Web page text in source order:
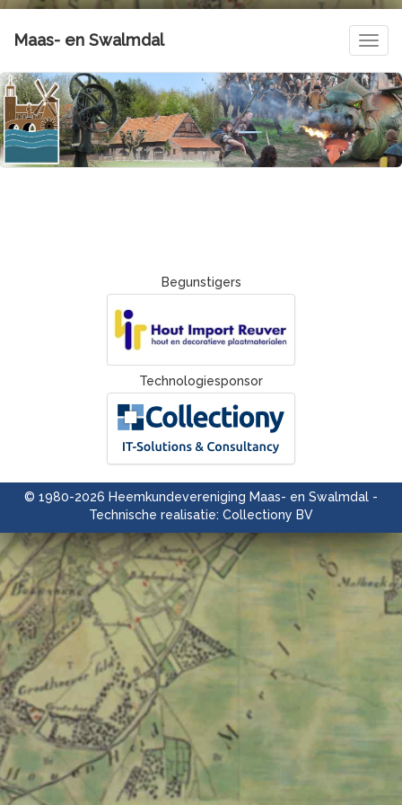
Maas- en Swalmdal
Begunstigers
Technologiesponsor
© 1980-2026 Heemkundevereniging Maas- en Swalmdal -
Technische realisatie: Collectiony BV